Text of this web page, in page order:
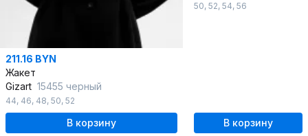
211.16 BYN
Жакет
Gizart 15455 черный
44, 46, 48, 50, 52
В корзину
50, 52, 54, 56
В корзину